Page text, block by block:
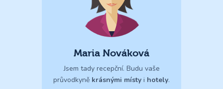
Maria Nováková
Jsem tady recepční. Budu vaše
průvodkyně krásnými místy i hotely.